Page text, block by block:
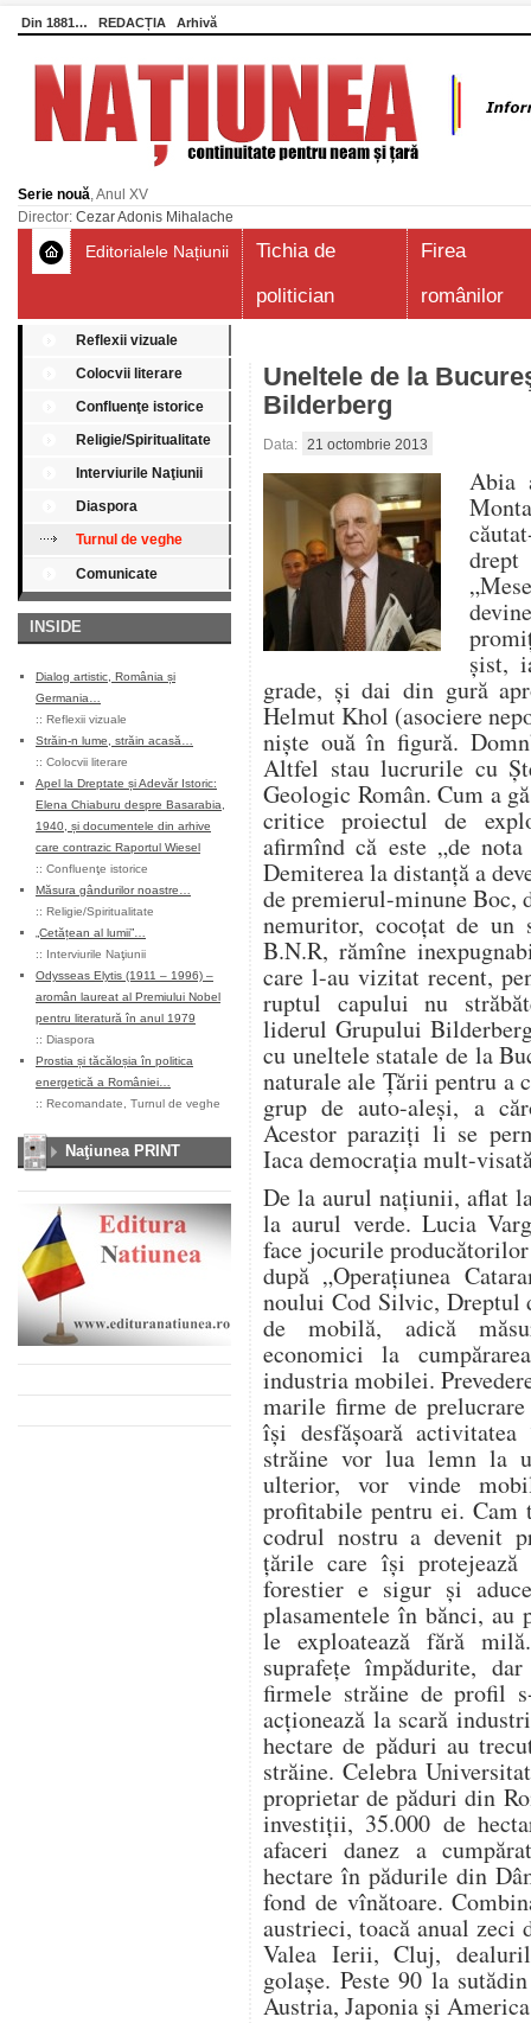
Din 1881… REDACȚIA Arhivă
Serie nouă, Anul XV
Director: Cezar Adonis Mihalache
Editorialele Națiunii
Tichia de
politician
Firea
românilor
Reflexii vizuale
Colocvii literare
Confluenţe istorice
Religie/Spiritualitate
Interviurile Naţiunii
Diaspora
Turnul de veghe
Comunicate
INSIDE
Dialog artistic, România și
Germania…
:: Reflexii vizuale
Străin-n lume, străin acasă…
:: Colocvii literare
Apel la Dreptate și Adevăr Istoric:
Elena Chiaburu despre Basarabia,
1940, și documentele din arhive
care contrazic Raportul Wiesel
:: Confluenţe istorice
Măsura gândurilor noastre…
:: Religie/Spiritualitate
„Cetățean al lumii”…
:: Interviurile Naţiunii
Odysseas Elytis (1911 – 1996) –
aromân laureat al Premiului Nobel
pentru literatură în anul 1979
:: Diaspora
Prostia și tăcăloșia în politica
energetică a României…
:: Recomandate Turnul de veghe
Naţiunea PRINT
Uneltele de la
Bilderberg
Data: 21 octombrie 2013
Abia
şist,
grade, şi dai din gură
Helmut Khol (asociere
nişte ouă în figură.
Altfel stau lucrurile cu
Geologic Român. Cum a
critice proiectul de
afirmînd că este „de
Demiterea la distanţă a
de premierul-minune Boc,
nemuritor, cocoţat de
B.N.R, rămîne
care l-au vizitat recent,
ruptul capului nu
liderul Grupului
cu uneltele statale de la
naturale ale Ţării pentru a
grup de auto-aleşi, a
Acestor paraziţi li se
Iaca democraţia mult-
De la aurul naţiunii, aflat
la aurul verde. Lucia
face jocurile
după „Operaţiunea
noului Cod Silvic, Dreptul
de mobilă, adică
economici la
industria mobilei.
marile firme de
îşi desfăşoară
străine vor lua lemn la
ulterior, vor vinde
profitabile pentru ei.
codrul nostru a devenit
ţările care îşi
forestier e sigur şi
plasamentele în bănci, au
le exploatează fără
suprafeţe împădurite,
firmele străine de profil
acţionează la scară
hectare de păduri au
străine. Celebra
proprietar de păduri din
investiţii, 35.000 de
afaceri danez a
hectare în pădurile din
fond de vînătoare.
austrieci, toacă anual zeci
Valea Ierii, Cluj,
golaşe. Peste 90 la
Austria, Japonia şi